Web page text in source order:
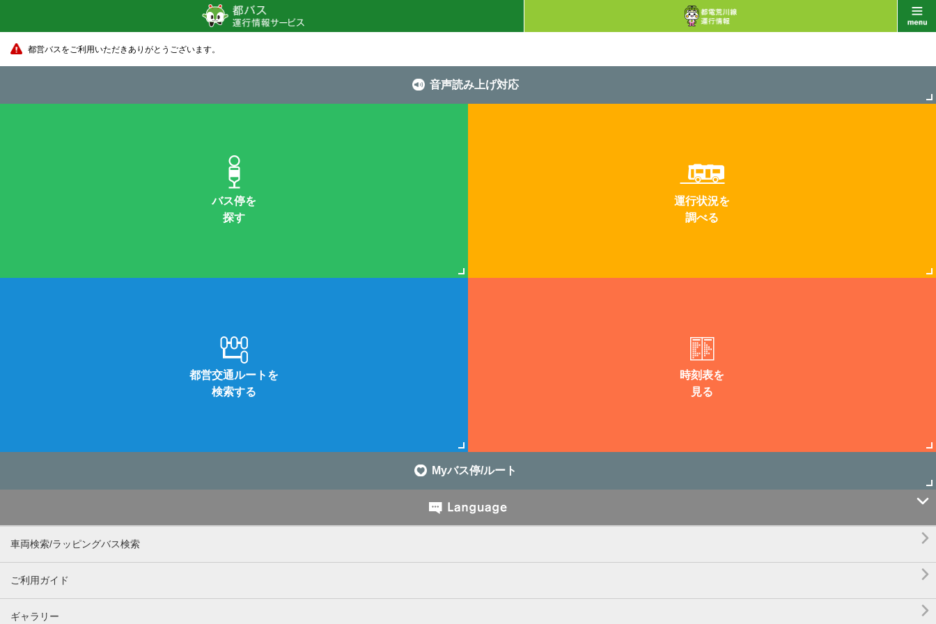
都営バスをご利用いただきありがとうございます。
音声読み上げ対応
バス停を
探す
運行状況を
調べる
都営交通ルートを
検索する
時刻表を
見る
Myバス停/ルート

車両検索/ラッピングバス検索 
ご利用ガイド 
ギャラリー 